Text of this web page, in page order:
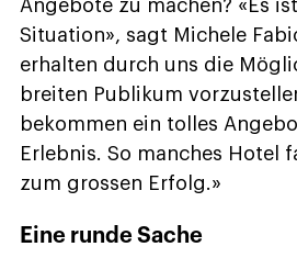
Angebote zu machen? «Es
Situation», sagt Michele
erhalten durch uns die
breiten Publikum
bekommen ein tolles
Erlebnis. So manches Hotel
zum grossen Erfolg.»
Eine runde Sache